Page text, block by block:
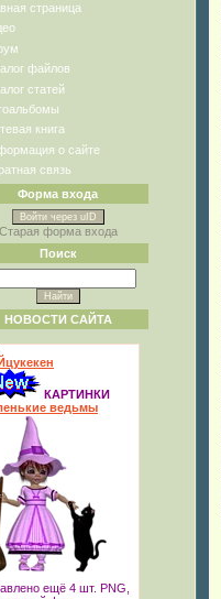
страница
файлов
статей
книга
о сайте
связь
Форма входа
Войти через uID
Старая форма входа
Поиск
НОВОСТИ САЙТА